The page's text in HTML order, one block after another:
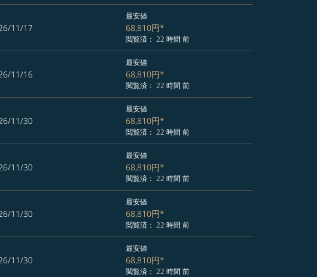
11/17
最安値
68,810円*
閲覧済： 22 時間 前
11/16
最安値
68,810円*
閲覧済： 22 時間 前
11/30
最安値
68,810円*
閲覧済： 22 時間 前
11/30
最安値
68,810円*
閲覧済： 22 時間 前
11/30
最安値
68,810円*
閲覧済： 22 時間 前
11/30
最安値
68,810円*
閲覧済： 22 時間 前